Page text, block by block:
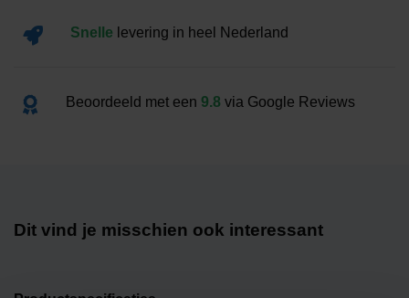
Snelle levering in heel Nederland
Beoordeeld met een 9.8 via Google Reviews
Dit vind je misschien ook interessant